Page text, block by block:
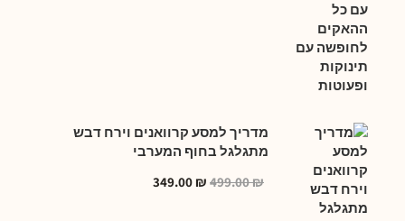
מדריך למסע קרוואנים וירח דבש
מתגלגל בחוף המערבי
499.00₪
349.00 ₪